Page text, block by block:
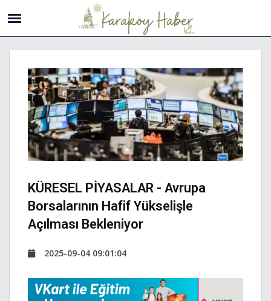
KÜRESEL PİYASALAR - Avrupa
Borsalarının Hafif Yükselişle
Açılması Bekleniyor
2025-09-04 09:01:04